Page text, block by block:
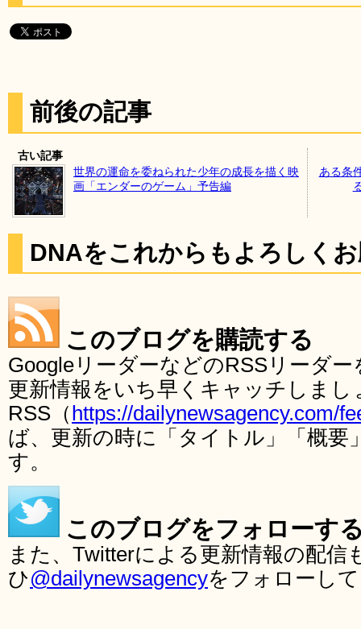
前後の記事
古い記事
世界の運命を委ねられた少年の成長を描く映
画「エンダーのゲーム」予告編
ある条
DNAをこれからもよろしく
このブログを購読する
GoogleリーダーなどのRSSリーダ
更新情報をいち早くキャッチしま
RSS（ https://dailynewsagency.com/
ば、更新の時に「タイトル」「概要
す。
このブログをフォローす
また、Twitterによる更新情報の配
ひ@dailynewsagencyをフォローし